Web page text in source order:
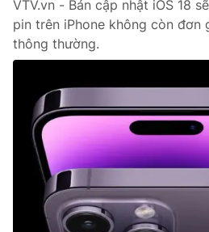
Liên hệ tòa soạn
THỜI BÁO VTV
Theo dõi báo trên
Cơ quan chủ quản:
Đài Truyền hình
VTV.vn - Bản cập nhật iOS 18
pin trên iPhone không còn đơn
thông thường.